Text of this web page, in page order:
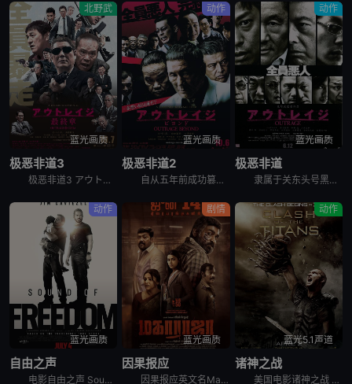
北野武
蓝光画质
极恶非道3
极恶非道3 アウトレイジ最終章，英文名为Outrage: Final Chapter，是2017年上映的日本动作犯罪电影。枪杀刑警片冈后，大友（北野武 饰）在韩国代理人张会长（金田时男 饰）的庇护
动作
蓝光画质
极恶非道2
自从五年前成功篡位以来，加藤（三浦友和 饰）在石原（加濑亮 饰）的辅佐下带领山王会蹿升为关东最大暴力团，他们以经济利益为主要导向并逐渐将触角伸向政界，一时间风光无限。另一方面，组织内老派干部受到排
动作
蓝光画质
极恶非道
隶属于关东头号黑帮组织山王会的池元组头目（国村隼 饰）曾在监狱与小组织村濑组头目（石桥莲司 饰）结为兄弟。山王会野心勃勃，时刻觊觎村濑的地盘和毒品生意。在山王会若头加藤（三浦友和 饰）的授意下，池
动作
蓝光画质
自由之声
电影自由之声 Sound of Freedom是基于令人难以置信的真实事件改编，联邦探员蒂姆·巴拉德（吉姆·卡维泽 Jim Caviezel 饰）在把一个小男孩从残忍的儿童拐卖犯罪中解救出来之后，
剧情
蓝光画质
因果报应
因果报应英文名Maharaja是2024年剧情,动作,惊悚,犯罪电影。讲述的是：印度在一个宁静的社区里，受人尊敬的中年理发师马哈拉吉与女儿乔蒂和拉克希米住在一起。当马哈拉吉向警方报案称有蒙面入侵者
动作
蓝光5.1声道
诸神之战
美国电影诸神之战 Clash of the Titans讲述的是：不堪忍受奥林匹斯众神残暴压迫的阿戈斯国王亚克里斯（Jason Flemyng 饰）奋起反抗，对至高无上的神明大为不敬。在冥王哈迪斯